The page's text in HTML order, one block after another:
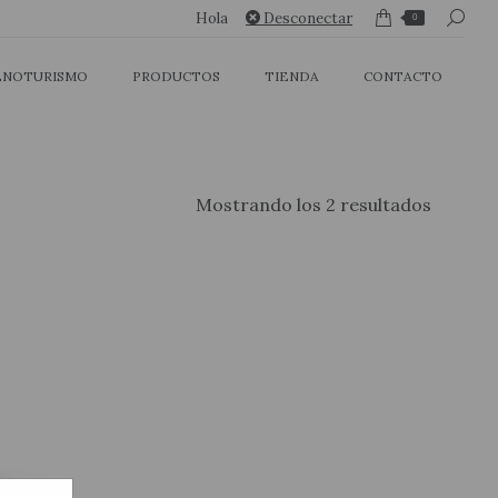
Hola Desconectar 0 Buscar:
PRODUCTOS TIENDA CONTACTO
Mostrando los 2 resultados
Hola Desconectar 0 Buscar:
PRODUCTOS TIENDA CONTACTO